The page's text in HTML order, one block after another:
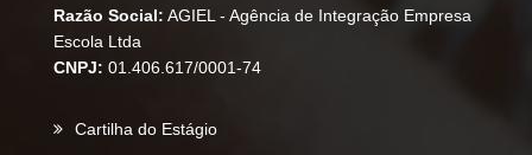
Razão Social: AGIEL - Agência de Integração Empresa
Escola Ltda
CNPJ: 01.406.617/0001-74
Cartilha do Estágio